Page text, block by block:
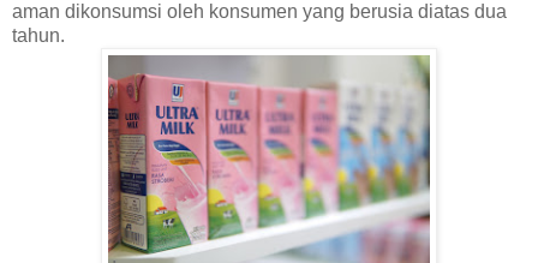
aman dikonsumsi oleh konsumen yang berusia diatas dua
tahun.